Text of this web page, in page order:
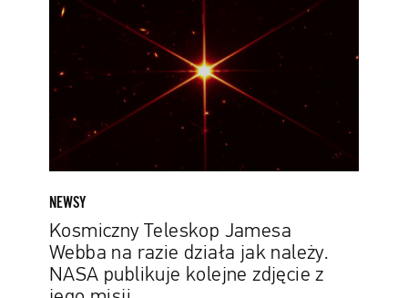
Webba
działa
należy.
NASA
publikuje
kolejne
z
jego
misji
NEWSY
Kosmiczny Teleskop Jamesa
Webba na razie działa jak należy.
NASA publikuje kolejne zdjęcie z